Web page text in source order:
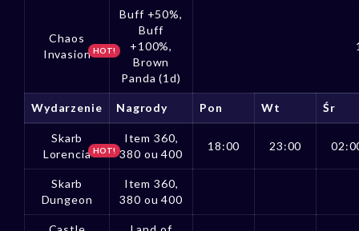
Chaos
Invasion HOT!
Buff +50%,
Buff
+100%,
Brown
Panda (1d)
Wydarzenie Nagrody Pon Wt Śr
Skarb
Lorencia HOT!
Item 360,
380 ou 400
18:00 23:00
Skarb
Dungeon
Item 360,
380 ou 400